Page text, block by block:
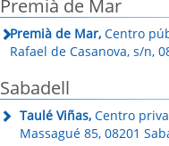
Premià de Mar
Premià de Mar, Centro
Rafael de Casanova, s/n,
Sabadell
Taulé Viñas, Centro
Massagué 85, 08201